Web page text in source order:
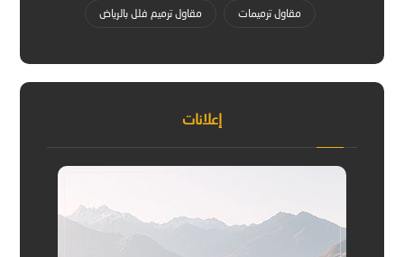
مقاول ترميمات مقاول ترميم فلل بالرياض
إعلانات